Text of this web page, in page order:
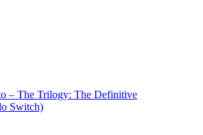
– The Trilogy: The Definitive
Switch)